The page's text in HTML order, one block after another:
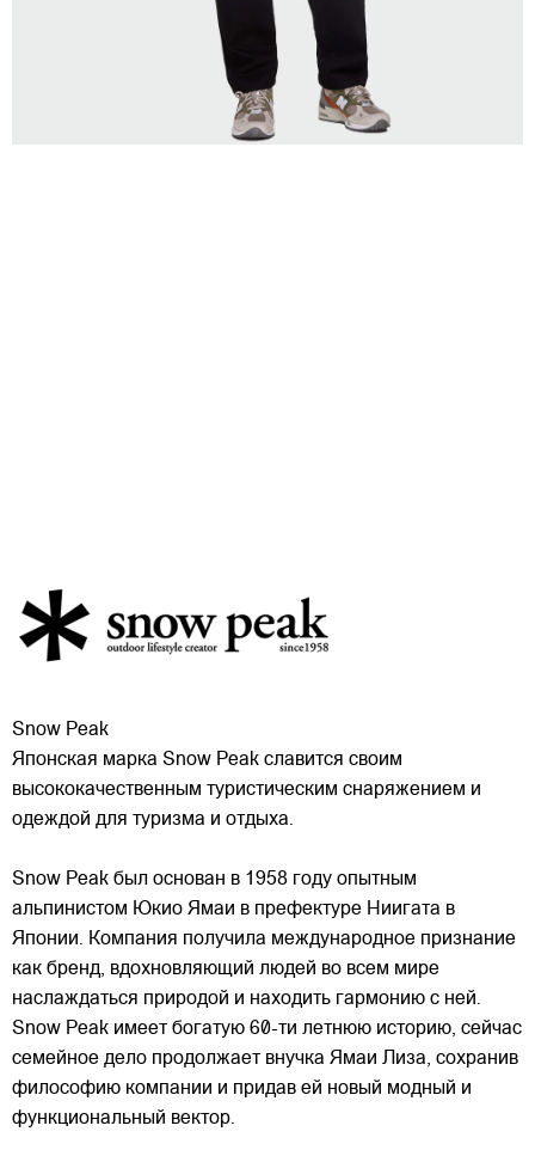
Snow Peak
Японская марка Snow Peak славится своим
высококачественным туристическим снаряжением и
одеждой для туризма и отдыха.
Snow Peak был основан в 1958 году опытным
альпинистом Юкио Ямаи в префектуре Ниигата в
Японии. Компания получила международное признание
как бренд, вдохновляющий людей во всем мире
наслаждаться природой и находить гармонию с ней.
Snow Peak имеет богатую 60-ти летнюю историю, сейчас
семейное дело продолжает внучка Ямаи Лиза, сохранив
философию компании и придав ей новый модный и
функциональный вектор.